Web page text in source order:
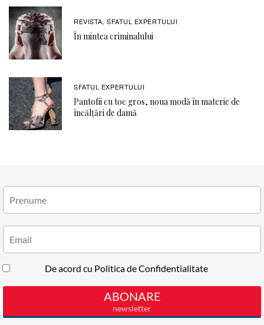
REVISTA, SFATUL EXPERTULUI
În mintea criminalului
SFATUL EXPERTULUI
Pantofii cu toc gros, noua modă în materie de
încălțări de damă